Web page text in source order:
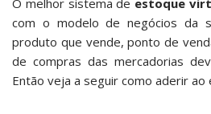
O melhor sistema de estoque
com o modelo de negócios da
produto que vende, ponto de
de compras das mercadorias
Então veja a seguir como aderir ao